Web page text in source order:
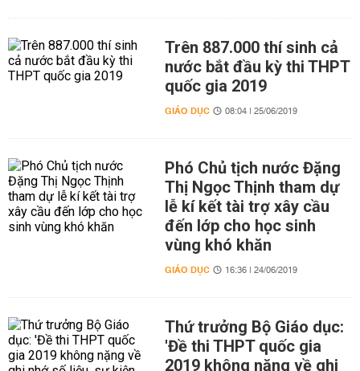
Trên 887.000 thí sinh cả
nước bắt đầu kỳ thi THPT
quốc gia 2019
GIÁO DỤC 08:04 | 25/06/2019
Phó Chủ tịch nước Đặng
Thị Ngọc Thịnh tham dự
lễ kí kết tài trợ xây cầu
đến lớp cho học sinh
vùng khó khăn
GIÁO DỤC 16:36 | 24/06/2019
Thứ trưởng Bộ Giáo dục:
'Đề thi THPT quốc gia
2019 không nặng về ghi